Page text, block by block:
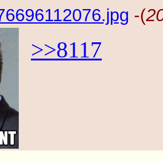
-(
>>8117